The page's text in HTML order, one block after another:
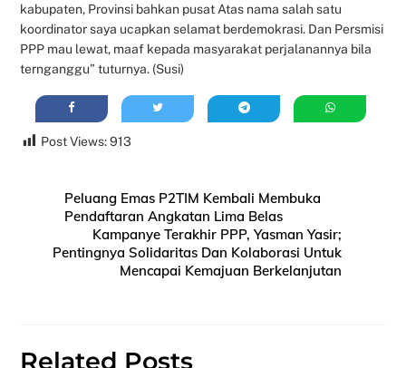
kabupaten, Provinsi bahkan pusat Atas nama salah satu
koordinator saya ucapkan selamat berdemokrasi. Dan Persmisi
PPP mau lewat, maaf kepada masyarakat perjalanannya bila
ternganggu” tuturnya. (Susi)
Post Views: 913
Peluang Emas P2TIM Kembali Membuka
Pendaftaran Angkatan Lima Belas
Kampanye Terakhir PPP, Yasman Yasir;
Pentingnya Solidaritas Dan Kolaborasi Untuk
Mencapai Kemajuan Berkelanjutan
Related Posts